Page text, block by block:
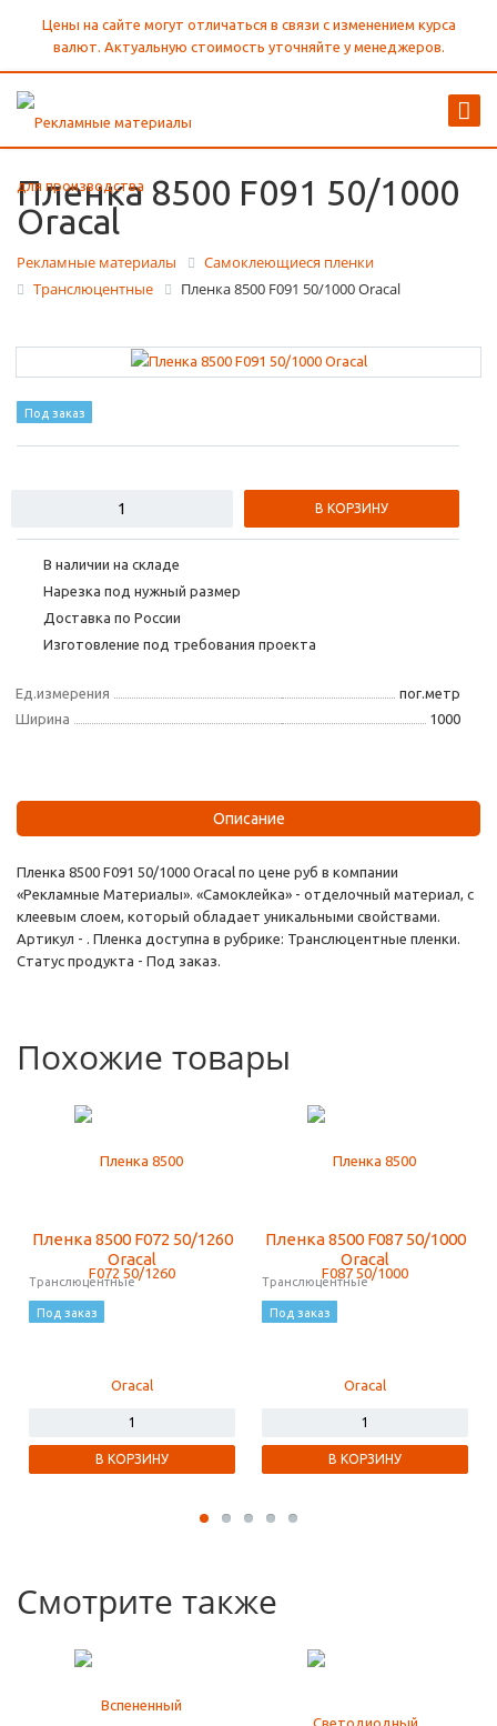
Цены на сайте могут отличаться в связи с изменением курса
валют. Актуальную стоимость уточняйте у менеджеров.
Пленка 8500 F091 50/1000
Oracal
Рекламные материалы
Самоклеющиеся пленки
Транслюцентные
Пленка 8500 F091 50/1000 Oracal
Под заказ
В КОРЗИНУ
В наличии на складе
Нарезка под нужный размер
Доставка по России
Изготовление под требования проекта
Ед.измерения
пог.метр
Ширина
1000
Описание
Пленка 8500 F091 50/1000 Oracal по цене руб в компании
«Рекламные Материалы». «Самоклейка» - отделочный материал, с
клеевым слоем, который обладает уникальными свойствами.
Артикул - . Пленка доступна в рубрике: Транслюцентные пленки.
Статус продукта - Под заказ.
Похожие товары
Пленка 8500 F072 50/1260
Oracal
Транслюцентные
Под заказ
В КОРЗИНУ
Пленка 8500 F087 50/1000
Oracal
Транслюцентные
Под заказ
В КОРЗИНУ
Смотрите также